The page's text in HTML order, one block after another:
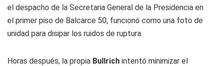
el despacho de la Secretaria General de la Presidencia en
el primer piso de Balcarce 50, funcionó como una foto de
unidad para disipar los ruidos de ruptura.
Horas después, la propia Bullrich intentó minimizar el